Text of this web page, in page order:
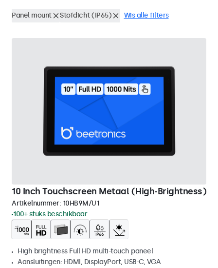
Panel mount Stofdicht (IP65) Wis alle filters
10 Inch Touchscreen Metaal (High-Brightness)
Artikelnummer: 10HB9M/U1
100+ stuks beschikbaar
High brightness Full HD multi-touch paneel
Aansluitingen: HDMI, DisplayPort, USB-C, VGA